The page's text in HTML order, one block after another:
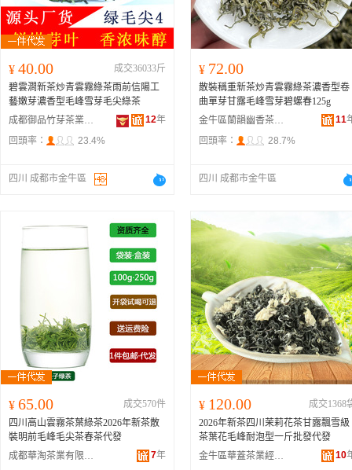
¥ 40.00
成交36033斤
碧雲澗新茶炒青雲霧綠茶雨前信陽工
藝嫩芽濃香型毛峰雪芽毛尖綠茶
成都御品竹芽茶業有限公司
12年
回頭率：
23.4%
四川 成都市金牛區
¥ 72.00
散裝稱重新茶炒青雲霧綠茶濃香型卷
曲單芽甘露毛峰雪芽碧螺春125g
金牛區蘭韻幽香茶業經營部
11
回頭率：
28.7%
四川 成都市金牛區
¥ 65.00
成交570件
四川高山雲霧茶葉綠茶2026年新茶散
裝明前毛峰毛尖茶春茶代發
成都華淘茶業有限公司
7年
¥ 120.00
成交1368
2026年新茶四川茉莉花茶甘露飄雪級
茶葉花毛峰耐泡型一斤批發代發
金牛區華蓋茶業經營部
10